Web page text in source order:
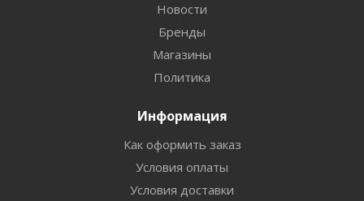
Новости
Бренды
Магазины
Политика
Информация
Как оформить заказ
Условия оплаты
Условия доставки